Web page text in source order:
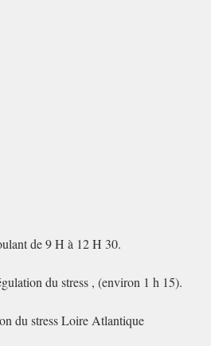
de 9 H à 12 H 30.
du stress , (environ 1 h 15).
du stress Loire Atlantique